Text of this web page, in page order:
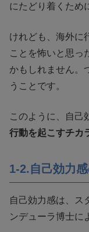
にたどり着くため
けれども、海外に
ことを怖いと思っ
かもしれません。
うことです。
このように、自己
行動を起こすチカ
1-2.自己効力
自己効力感は、ス
ンデューラ博士に